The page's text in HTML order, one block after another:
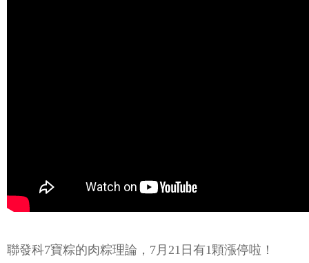
聯發科7寶粽的肉粽理論，7月21日有1顆漲停啦！